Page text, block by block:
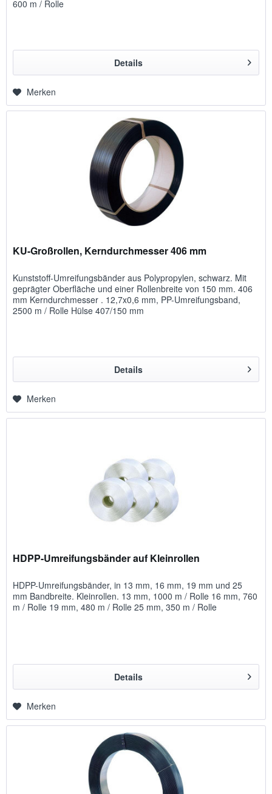
600 m / Rolle
Details
Merken
KU-Großrollen, Kerndurchmesser 406 mm
Kunststoff-Umreifungsbänder aus Polypropylen, schwarz. Mit
geprägter Oberfläche und einer Rollenbreite von 150 mm. 406
mm Kerndurchmesser . 12,7x0,6 mm, PP-Umreifungsband,
2500 m / Rolle Hülse 407/150 mm
Details
Merken
HDPP-Umreifungsbänder auf Kleinrollen
HDPP-Umreifungsbänder, in 13 mm, 16 mm, 19 mm und 25
mm Bandbreite. Kleinrollen. 13 mm, 1000 m / Rolle 16 mm, 760
m / Rolle 19 mm, 480 m / Rolle 25 mm, 350 m / Rolle
Details
Merken